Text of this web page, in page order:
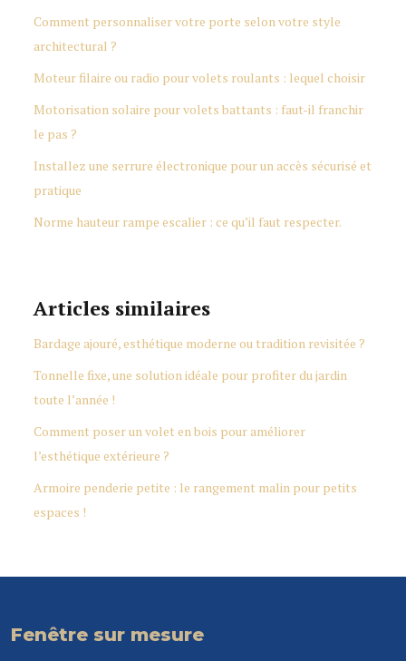
Comment personnaliser votre porte selon votre style
architectural ?
Moteur filaire ou radio pour volets roulants : lequel choisir
Motorisation solaire pour volets battants : faut-il franchir
le pas ?
Installez une serrure électronique pour un accès sécurisé et
pratique
Norme hauteur rampe escalier : ce qu’il faut respecter.
Articles similaires
Bardage ajouré, esthétique moderne ou tradition revisitée ?
Tonnelle fixe, une solution idéale pour profiter du jardin
toute l’année !
Comment poser un volet en bois pour améliorer
l’esthétique extérieure ?
Armoire penderie petite : le rangement malin pour petits
espaces !
Fenêtre sur mesure